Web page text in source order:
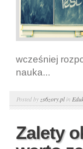
wcześniej
nauka...
Posted by zs6zory.plin
Zalety